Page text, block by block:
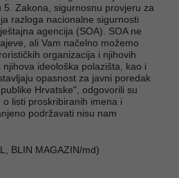
5. Zakona, sigurnosnu provjeru za
razloga nacionalne sigurnosti
agencija (SOA). SOA ne
ali Vam načelno možemo
organizacija i njihovih
ideološka polazišta, kao i
opasnost za javni poredak
Hrvatske", odgovorili su
listi proskribiranih imena i
podržavati nisu nam
BLIN MAGAZIN/md)